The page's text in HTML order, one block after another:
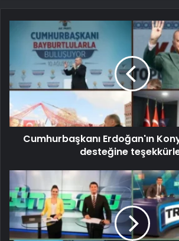
Cumhurbaşkanı Erdoğan'ın
desteğine